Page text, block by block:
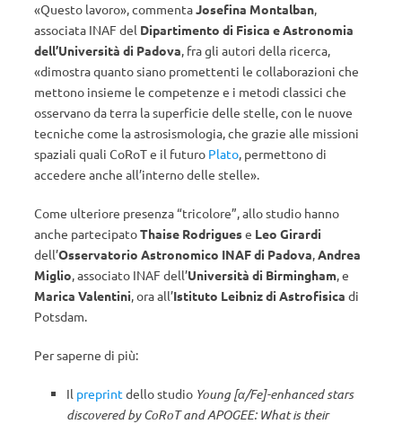
«Questo lavoro», commentaJosefina Montalban,
associata INAF del Dipartimento di Fisica e Astronomia
dell’Università di Padova, fra gli autori della ricerca,
«dimostra quanto siano promettenti le collaborazioni che
mettono insieme le competenze e i metodi classici che
osservano da terra la superficie delle stelle, con le nuove
tecniche come la astrosismologia, che grazie alle missioni
spaziali quali CoRoT e il futuro Plato, permettono di
accedere anche all’interno delle stelle».
Come ulteriore presenza “tricolore”, allo studio hanno
anche partecipatoThaise Rodriguese Leo Girardi
dell’Osservatorio Astronomico INAF di Padova,Andrea
Miglio, associato INAF dell’Università di Birmingham, e
Marica Valentini, ora all’Istituto Leibniz di Astrofisica di
Potsdam.
Per saperne di più:
Il preprint dello studio Young [α/Fe]-enhanced stars
discovered by CoRoT and APOGEE: What is their